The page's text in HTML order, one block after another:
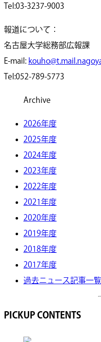
Tel:03-3237-9003
報道について：
名古屋大学総務部広報課
E-mail:
Tel:052-789-5773
Archive
2026年度
2025年度
2024年度
2023年度
2022年度
2021年度
2020年度
2019年度
2018年度
2017年度
過去ニュース記事一覧
PICKUP CONTENTS